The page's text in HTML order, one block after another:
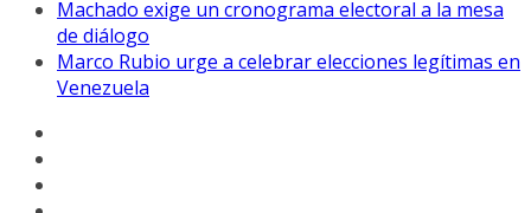
Machado exige un cronograma electoral a la mesa
de diálogo
Marco Rubio urge a celebrar elecciones legítimas en
Venezuela